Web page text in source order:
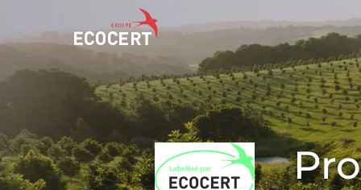
NOS SERVICES
Certification
Formation
ECOCERT
Qui sommes nous ?
Actualités